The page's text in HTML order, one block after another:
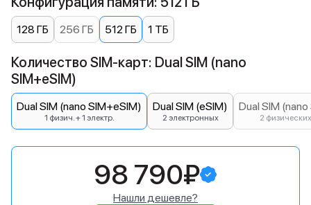
128 ГБ 256 ГБ 512 ГБ 1 ТБ
Количество SIM-карт: Dual SIM (nano
SIM+eSIM)
Dual SIM (nano SIM+eSIM)
1 физич. + 1 электр.
Dual SIM (eSIM)
2 электронных
Dual SIM
2 физических
98 790₽
Нашли дешевле?